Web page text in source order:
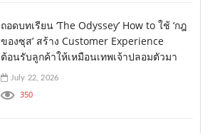
ถอดบทเรียน ‘The Odyssey’ How to ใช้ ‘กฎ
ของซุส’ สร้าง Customer Experience
ต้อนรับลูกค้าให้เหมือนเทพเจ้าปลอมตัวมา
July 22, 2026
350